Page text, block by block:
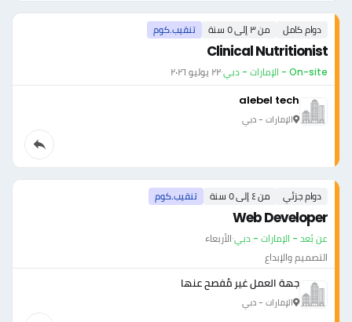
دوام كامل من ٣ إلى ٥ سنة تنقيب.كوم
Clinical Nutritionist
On-site - الإمارات - دبي ·٢٢ يوليو ٢٠٢٦
alebel tech
الإمارات - دبي
دوام جزئي من ٤ إلى ٥ سنة تنقيب.كوم
Web Developer
عن بُعد - الإمارات - دبي·الأربعاء
التصميم والإبداع
جهة العمل غير مُفصح عنها
الإمارات - دبي